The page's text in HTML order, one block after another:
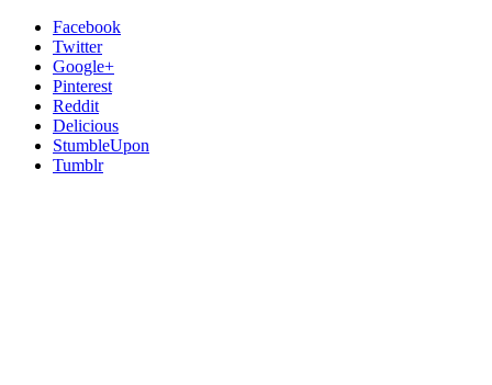
Facebook
Twitter
Google+
Pinterest
Reddit
Delicious
StumbleUpon
Tumblr